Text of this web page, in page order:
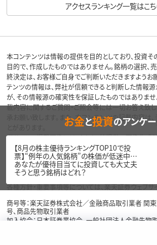
アクセスランキング一覧はこ
本コンテンツは情報の提供を目的としており、投資
目的で、作成したものではありません。銘柄の選択
終決定は、お客様ご自身でご判断いただきますようお
テンツの情報は、弊社が信頼できると判断した情報
が、その情報源の確実性を保証したものではありま
載内容に関するご質問・ご照会等には一切お答え致
承お願い致します。また、本コンテンツの記載内容は
当サイトの掲載画像には、Adobe社提供の画像生成
いる場合があります。
リスク・費用・情報提供について
各種方針・重要事項等については、楽天証券ウェブサ
商号等：楽天証券株式会社／金融商品取引業者 関東
号、商品先物取引業者
加入協会：日本証券業協会、一般社団法人金融先物
お金と投資のアンケ
【8月の株主優待ランキングTOP10で投
票】“例年の人気銘柄”の株価が低迷中…
あなたが優待目当てに投資しても大丈夫
そうと思う銘柄はどれ？